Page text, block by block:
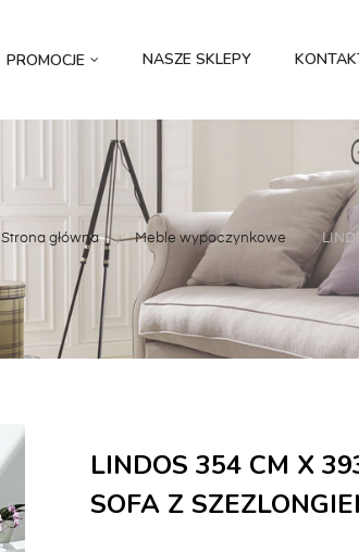
PROMOCJE NASZE SKLEPY
Strona główna Meble wypoczynkowe
LINDOS 354 CM X
SOFA Z